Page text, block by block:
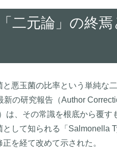
二元論」の終
と悪玉菌の比率という単純な
新の研究報告（Author
は、その常識を根底から覆
として知られる「Salmonella
を経て改めて示された。